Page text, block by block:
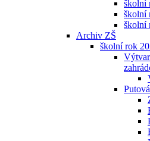
školní
školní
školní
Archiv ZŠ
školní rok